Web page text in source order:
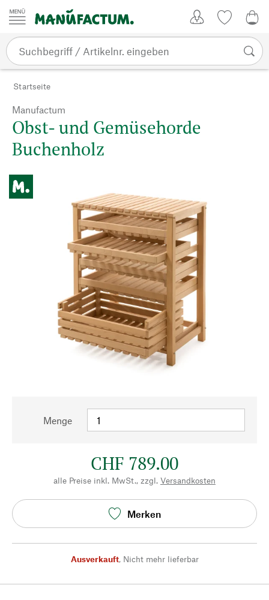
Zum Inhalt springen
Startseite
Manufactum
Obst- und Gemüsehorde
Buchenholz
Menge
CHF 789.00
alle Preise inkl. MwSt., zzgl. Versandkosten
Merken
Ausverkauft, Nicht mehr lieferbar